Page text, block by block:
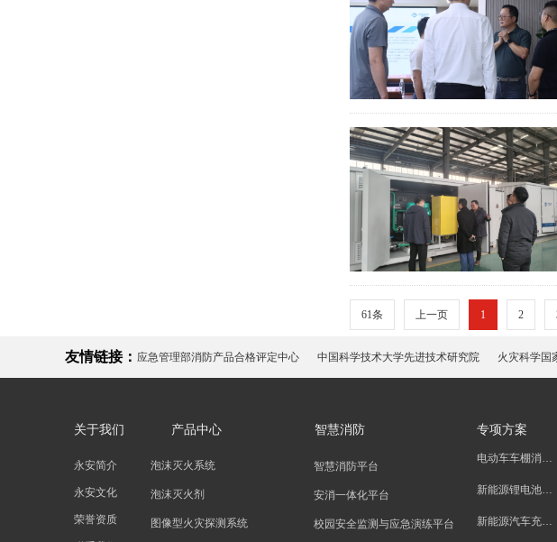
61条 上一页 1 2
友情链接： 应急管理部消防产品合格评定中心 中国科学技术大学先进技术研究院 火灾科学国
关于我们 产品中心
永安简介
永安文化
荣誉资质
泡沫灭火系统
泡沫灭火剂
图像型火灾探测系统
智慧消防平台
安消一体化平台
校园安全监测与应急演练平台
电动车车棚消防安全系统解决方案
新能源锂电池消防安全系统解决方案
新能源汽车充换电站消防安全系统解决方案
专项方案
智慧消防